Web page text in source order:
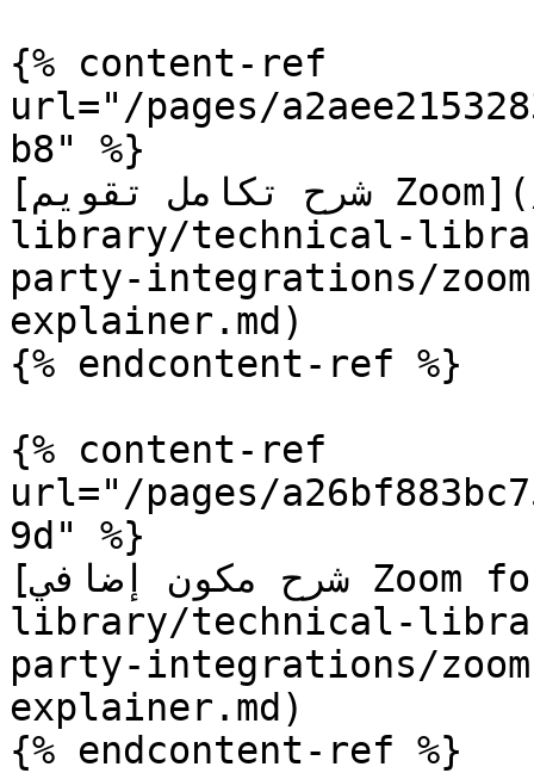
{% content-ref
url="/pages/
b8" %}
[شرح تكامل تقويم Zoom](/technical-
library/technical-
party-integrations/
explainer.md)
{% endcontent-ref %}
{% content-ref
url="/pages/
9d" %}
[شرح مكون إضافي Zoom for Outlook](/technical-
library/technical-
party-integrations/
explainer.md)
{% endcontent-ref %}